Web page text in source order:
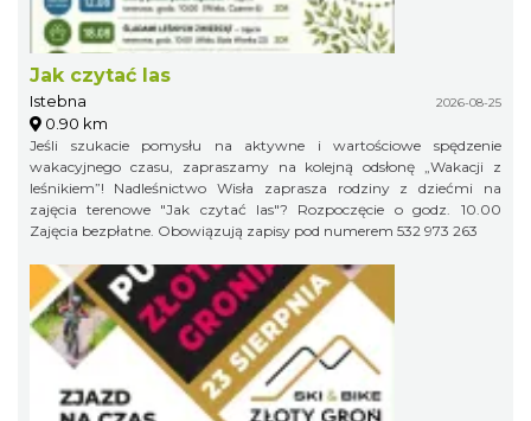
Jak czytać las
Istebna 2026-08-25
0.90 km
Jeśli szukacie pomysłu na aktywne i wartościowe spędzenie
wakacyjnego czasu, zapraszamy na kolejną odsłonę „Wakacji z
leśnikiem”! Nadleśnictwo Wisła zaprasza rodziny z dziećmi na
zajęcia terenowe "Jak czytać las"? Rozpoczęcie o godz. 10.00
Zajęcia bezpłatne. Obowiązują zapisy pod numerem 532 973 263